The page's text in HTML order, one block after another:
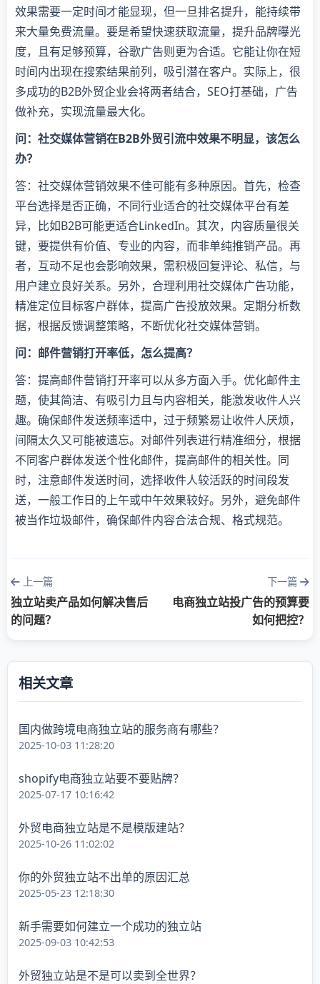
效果需要一定时间才能显现，但一旦排名提升，能持续带
来大量免费流量。要是希望快速获取流量，提升品牌曝光
度，且有足够预算，谷歌广告则更为合适。它能让你在短
时间内出现在搜索结果前列，吸引潜在客户。实际上，很
多成功的B2B外贸企业会将两者结合，SEO打基础，广告
做补充，实现流量最大化。
问：社交媒体营销在B2B外贸引流中效果不明显，该怎么
办？
答：社交媒体营销效果不佳可能有多种原因。首先，检查
平台选择是否正确，不同行业适合的社交媒体平台有差
异，比如B2B可能更适合LinkedIn。其次，内容质量很关
键，要提供有价值、专业的内容，而非单纯推销产品。再
者，互动不足也会影响效果，需积极回复评论、私信，与
用户建立良好关系。另外，合理利用社交媒体广告功能，
精准定位目标客户群体，提高广告投放效果。定期分析数
据，根据反馈调整策略，不断优化社交媒体营销。
问：邮件营销打开率低，怎么提高？
答：提高邮件营销打开率可以从多方面入手。优化邮件主
题，使其简洁、有吸引力且与内容相关，能激发收件人兴
趣。确保邮件发送频率适中，过于频繁易让收件人厌烦，
间隔太久又可能被遗忘。对邮件列表进行精准细分，根据
不同客户群体发送个性化邮件，提高邮件的相关性。同
时，注意邮件发送时间，选择收件人较活跃的时间段发
送，一般工作日的上午或中午效果较好。另外，避免邮件
被当作垃圾邮件，确保邮件内容合法合规、格式规范。
上一篇
独立站卖产品如何解决售后
的问题？
下一篇
电商独立站投广告的预算要
如何把控？
相关文章
国内做跨境电商独立站的服务商有哪些？
2025-10-03 11:28:20
shopify电商独立站要不要贴牌？
2025-07-17 10:16:42
外贸电商独立站是不是模版建站？
2025-10-26 11:02:02
你的外贸独立站不出单的原因汇总
2025-05-23 12:18:30
新手需要如何建立一个成功的独立站
2025-09-03 10:42:53
外贸独立站是不是可以卖到全世界？